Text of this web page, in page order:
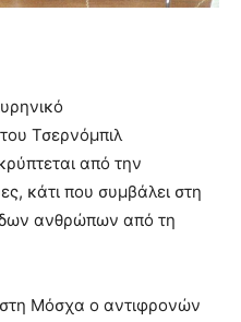
Τσερνόμπιλ
από την
κάτι που συμβάλει στη
ανθρώπων από τη
στη Μόσχα ο αντιφρονών